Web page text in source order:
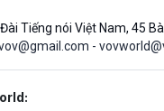
Tiếng nói Việt Nam, 45
-